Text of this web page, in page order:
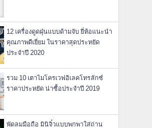
12 เครื่องดูดฝุ่นแบบด้ามจับ ยี่ห้อแนะนำ
คุณภาพดีเยี่ยม ในราคาสุดประหยัด
ประจำปี 2020
รวม 10 เตาไมโครเวฟอิเลคโทรลักซ์
ราคาประหยัด น่าซื้อประจำปี 2019
พัดลมมือถือ มินิจิ๋วแบบพกพาใส่ถ่าน